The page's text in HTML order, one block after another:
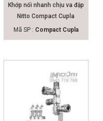
Khớp nối nhanh chịu va đập
Nitto Compact Cupla
Mã SP : Compact Cupla